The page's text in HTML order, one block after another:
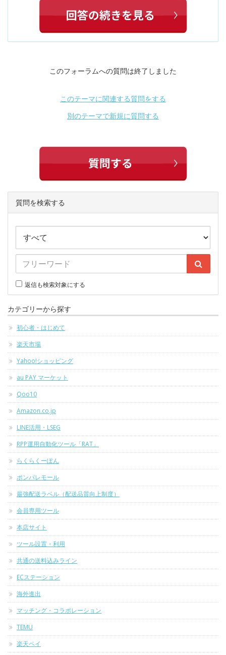
このフォーラムへの質問は終了しました
このテーマに関連する質問をする
別のテーマで新規に質問する
質問を検索する
返信も検索対象にする
カテゴリーから探す
初心者・はじめて
楽天市場
Yahoo!ショッピング
au PAY マーケット
Qoo10
Amazon.co.jp
LINE活用・LSEG
RPP運用自動化ツール「RAT」
らくらくーぽん
ポンパレモール
最強配送ラベル（配送品質向上制度）
会員専用ツール
本店サイト
ツール設置・利用
共通の送料込みライン
ECステーション
海外進出
マッチング・コラボレーション
TEMU
楽天ペイ